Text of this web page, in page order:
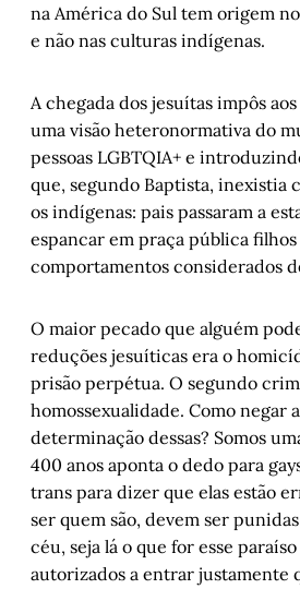
na América do Sul tem origem
e não nas culturas indígenas.
A chegada dos jesuítas impôs
uma visão heteronormativa do
pessoas LGBTQIA+ e
que, segundo Baptista, inexistia
os indígenas: pais passaram a
espancar em praça pública
comportamentos considerados
O maior pecado que alguém
reduções jesuíticas era o
prisão perpétua. O segundo
homossexualidade. Como negar
determinação dessas? Somos
400 anos aponta o dedo para
trans para dizer que elas estão
ser quem são, devem ser
céu, seja lá o que for esse
autorizados a entrar justamente